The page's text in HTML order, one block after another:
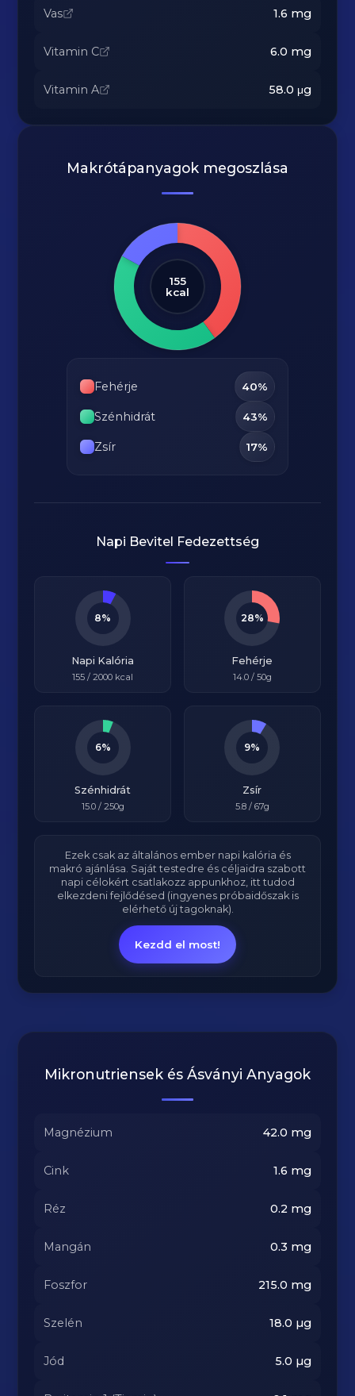
Vas 1.6 mg
Vitamin C 6.0 mg
Vitamin A 58.0 μg
Makrótápanyagok megoszlása
155
kcal
Fehérje 40%
Szénhidrát 43%
Zsír 17%
Napi Bevitel Fedezettség
8%
Napi Kalória
155 /2000 kcal
28%
Fehérje
14.0/ 50g
6%
Szénhidrát
15.0/ 250g
9%
Zsír
5.8/ 67g
Ezek csak az általános ember napi kalória és
makró ajánlása. Saját testedre és céljaidra szabott
napi célokért csatlakozz appunkhoz, itt tudod
elkezdeni fejlődésed (ingyenes próbaidőszak is
elérhető új tagoknak).
Kezdd el most!
Mikronutriensek és Ásványi Anyagok
Magnézium 42.0 mg
Cink 1.6 mg
Réz 0.2 mg
Mangán 0.3 mg
Foszfor 215.0 mg
Szelén 18.0 µg
Jód 5.0 µg